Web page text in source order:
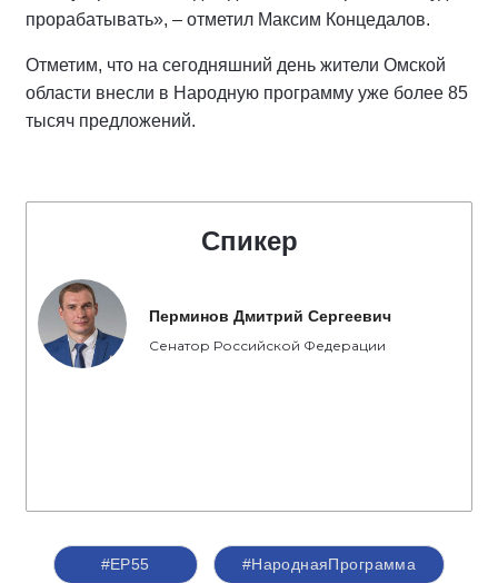
прорабатывать», – отметил Максим Концедалов.
Отметим, что на сегодняшний день жители Омской
области внесли в Народную программу уже более 85
тысяч предложений.
Спикер
Перминов Дмитрий Сергеевич
Сенатор Российской Федерации
#ЕР55 #НароднаяПрограмма